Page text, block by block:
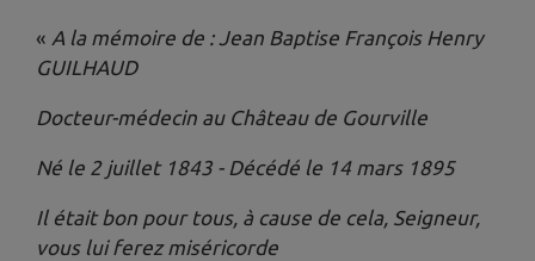
« A la mémoire de : Jean Baptise François Henry
GUILHAUD
Docteur-médecin au Château de Gourville
Né le 2 juillet 1843 - Décédé le 14 mars 1895
Il était bon pour tous, à cause de cela, Seigneur,
vous lui ferez miséricorde